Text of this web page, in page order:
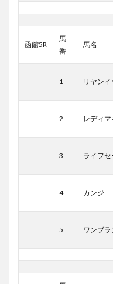
函館5R
馬
番
馬名
1 リヤン
2 レディマ
3 ライフ
4 カンジ
5 ワンブラ